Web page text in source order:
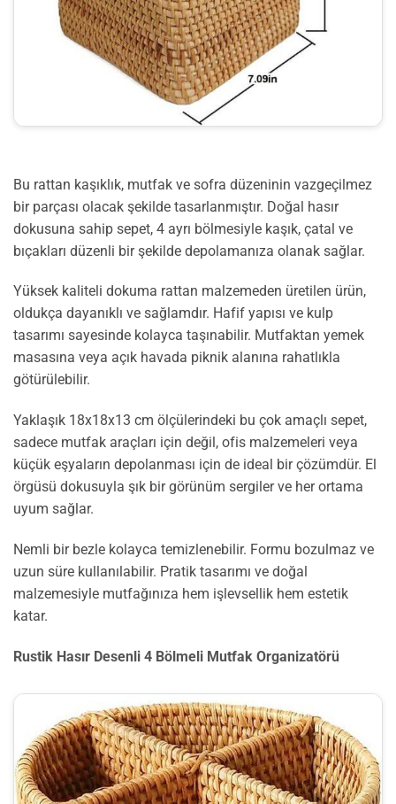
Bu rattan kaşıklık, mutfak ve sofra düzeninin vazgeçilmez
bir parçası olacak şekilde tasarlanmıştır. Doğal hasır
dokusuna sahip sepet, 4 ayrı bölmesiyle kaşık, çatal ve
bıçakları düzenli bir şekilde depolamanıza olanak sağlar.
Yüksek kaliteli dokuma rattan malzemeden üretilen ürün,
oldukça dayanıklı ve sağlamdır. Hafif yapısı ve kulp
tasarımı sayesinde kolayca taşınabilir. Mutfaktan yemek
masasına veya açık havada piknik alanına rahatlıkla
götürülebilir.
Yaklaşık 18x18x13 cm ölçülerindeki bu çok amaçlı sepet,
sadece mutfak araçları için değil, ofis malzemeleri veya
küçük eşyaların depolanması için de ideal bir çözümdür. El
örgüsü dokusuyla şık bir görünüm sergiler ve her ortama
uyum sağlar.
Nemli bir bezle kolayca temizlenebilir. Formu bozulmaz ve
uzun süre kullanılabilir. Pratik tasarımı ve doğal
malzemesiyle mutfağınıza hem işlevsellik hem estetik
katar.
Rustik Hasır Desenli 4 Bölmeli Mutfak Organizatörü